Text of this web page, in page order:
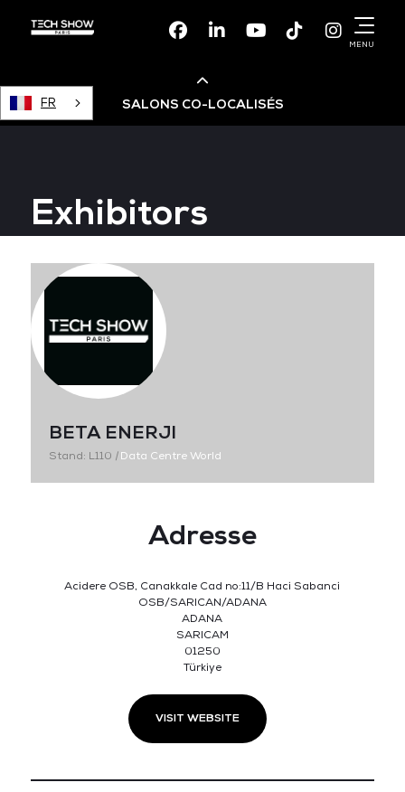
FacebookLinkedinYoutubeTikTok
MENU
FR SALONS CO-LOCALISÉS
Devops Live
Cloud & Cyber Security
Data & AI Leaders Summit
Data Centre World
Exhibitors
BETA ENERJI
Stand: L110 |Data Centre World
Adresse
Acidere OSB, Canakkale Cad no:11/B Haci Sabanci
OSB/SARICAN/ADANA
ADANA
SARICAM
01250
Türkiye
VISIT WEBSITE